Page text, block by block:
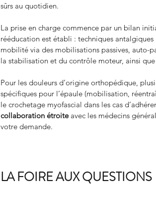
sûrs au quotidien.
La prise en charge commence par un bilan
rééducation est établi : techniques
mobilité via des mobilisations passives, auto-
la stabilisation et du contrôle moteur, ainsi
Pour les douleurs d’origine orthopédique,
spécifiques pour l’épaule (mobilisation,
le crochetage myofascial dans les cas
collaboration étroite avec les médecins
votre demande.
LA FOIRE AUX QUESTIONS